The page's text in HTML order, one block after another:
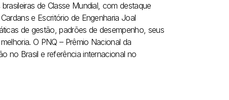
de Classe Mundial, com destaque
e Escritório de Engenharia Joal
de gestão, padrões de desempenho, seus
O PNQ – Prêmio Nacional da
no Brasil e referência internacional no